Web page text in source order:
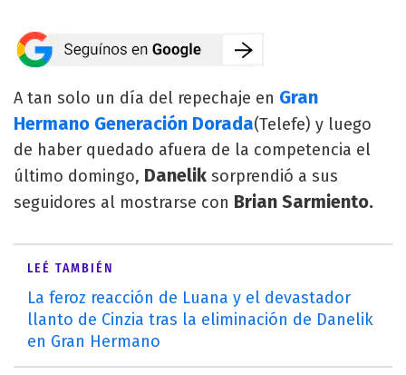
A tan solo un día del repechaje en Gran
Hermano Generación Dorada(Telefe) y luego
de haber quedado afuera de la competencia el
último domingo, Danelik sorprendió a sus
seguidores al mostrarse con Brian Sarmiento.
LEÉ TAMBIÉN
La feroz reacción de Luana y el devastador
llanto de Cinzia tras la eliminación de Danelik
en Gran Hermano